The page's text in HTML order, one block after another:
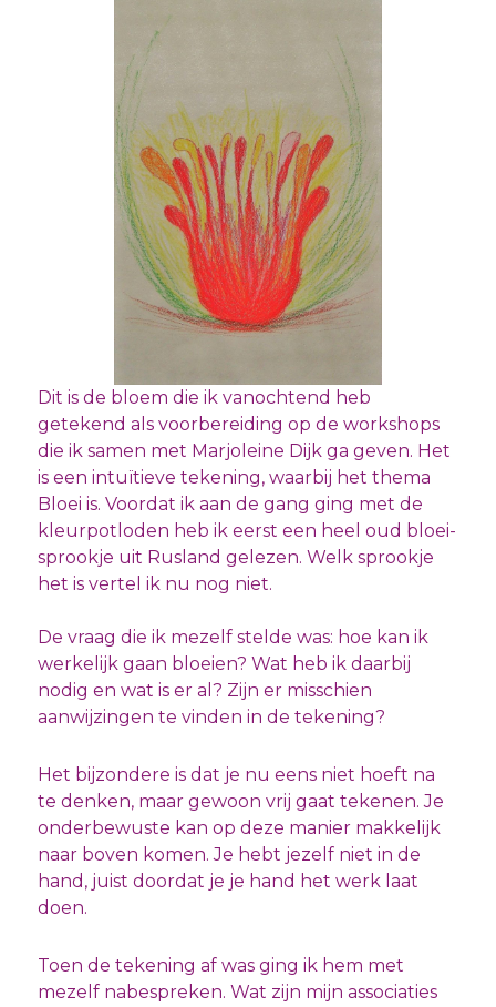
Dit is de bloem die ik vanochtend heb
getekend als voorbereiding op de workshops
die ik samen met Marjoleine Dijk ga geven. Het
is een intuïtieve tekening, waarbij het thema
Bloei is. Voordat ik aan de gang ging met de
kleurpotloden heb ik eerst een heel oud bloei-
sprookje uit Rusland gelezen. Welk sprookje
het is vertel ik nu nog niet.
De vraag die ik mezelf stelde was: hoe kan ik
werkelijk gaan bloeien? Wat heb ik daarbij
nodig en wat is er al? Zijn er misschien
aanwijzingen te vinden in de tekening?
Het bijzondere is dat je nu eens niet hoeft na
te denken, maar gewoon vrij gaat tekenen. Je
onderbewuste kan op deze manier makkelijk
naar boven komen. Je hebt jezelf niet in de
hand, juist doordat je je hand het werk laat
doen.
Toen de tekening af was ging ik hem met
mezelf nabespreken. Wat zijn mijn associaties